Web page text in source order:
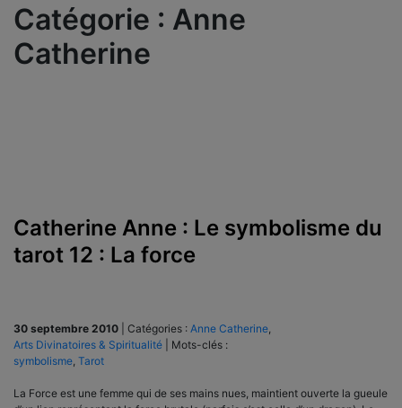
Catégorie : Anne
Catherine
Catherine Anne : Le symbolisme du
tarot 12 : La force
30 septembre 2010 Catégories : Anne Catherine
Arts Divinatoires & Spiritualité
Mots-clés :
symbolisme Tarot
La Force est une femme qui de ses mains nues, maintient ouverte la gueule